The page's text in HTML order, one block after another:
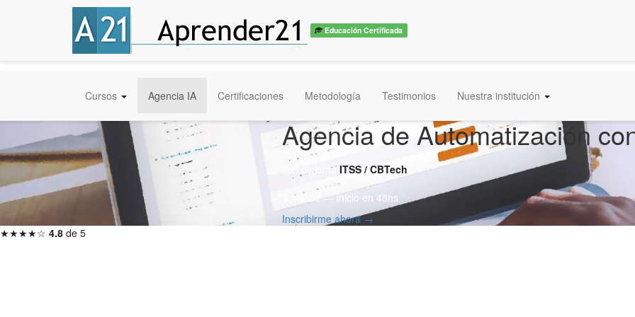
Educación Certificada
Cursos Agencia IA Certificaciones Metodología Testimonios Nuestra institución
Agencia de Automatización
con diploma ITSS / CBTech
3 meses — Inicio en 48hs
Inscribirme ahora →
★★★★☆ 4.8 de 5